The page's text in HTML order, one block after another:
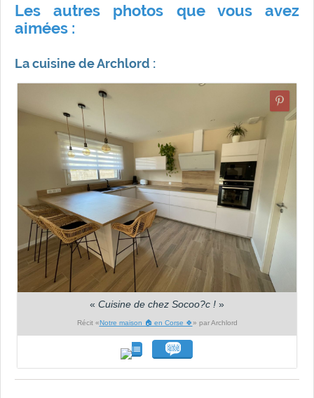
Les autres photos que vous avez
aimées :
La cuisine de Archlord :
« Cuisine de chez Socoo?c ! »
Récit «Notre maison 🏠 en Corse 🍀» par Archlord